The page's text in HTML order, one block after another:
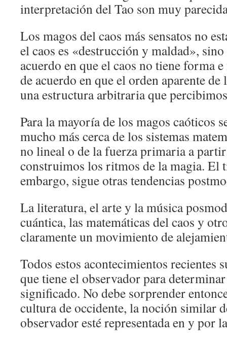
interpretación del Tao son muy
Los magos del caos más sensatos no
el caos es «destrucción y maldad», sino
acuerdo en que el caos no tiene forma
de acuerdo en que el orden aparente de
una estructura arbitraria que
Para la mayoría de los magos caóticos
mucho más cerca de los sistemas
no lineal o de la fuerza primaria a
construimos los ritmos de la magia. El
embargo, sigue otras tendencias
La literatura, el arte y la música
cuántica, las matemáticas del caos y
claramente un movimiento de
Todos estos acontecimientos recientes
que tiene el observador para
significado. No debe sorprender
cultura de occidente, la noción similar
observador esté representada en y por